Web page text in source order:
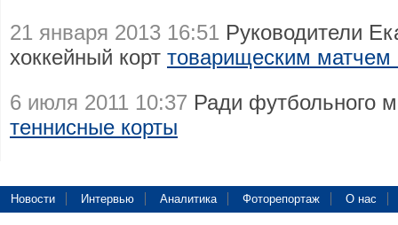
21 января 2013 16:51 Руководители
хоккейный корт товарищеским
6 июля 2011 10:37 Ради футбольного
теннисные корты
Новости Интервью Аналитика Фоторепортаж О нас